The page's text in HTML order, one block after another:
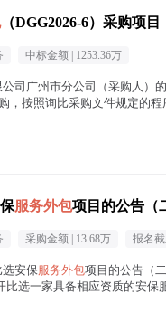
（DGG2026-6）采购项
中标金额 | 1253.36万
司广州市分公司（采购人）
，按照询比采购文件规定的
服务外包项目的公告（
采购金额 | 13.68万 报名
选安保服务外包项目的公告（
选一家具备相应资质的安保